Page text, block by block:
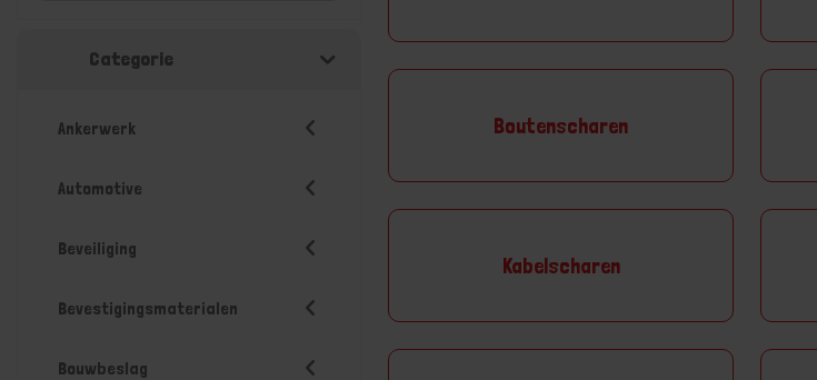
Categorie
Ankerwerk
Automotive
Beveiliging
Bevestigingsmaterialen
Bouwbeslag
Boutenscharen
Kabelscharen